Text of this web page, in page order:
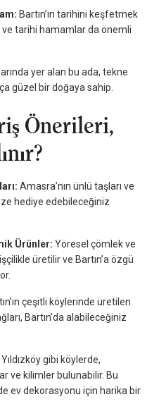
Bartın’ın tarihini keşfetmek
tarihi hamamlar da önemli
yer alan bu ada, tekne
güzel bir doğaya sahip.
Önerileri,
Amasra’nın ünlü taşları ve
hediye edebileceğiniz
Ürünler: Yöresel çömlek ve
üretilir ve Bartın’a özgü
çeşitli köylerinde üretilen
Bartın’da alabileceğiniz
Yıldızköy gibi köylerde,
ve kilimler bulunabilir. Bu
ev dekorasyonu için harika bir